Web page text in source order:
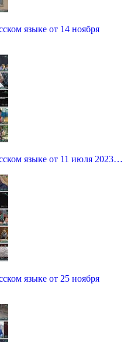
языке от 14 ноября
языке от 11 июля 2023…
языке от 25 ноября